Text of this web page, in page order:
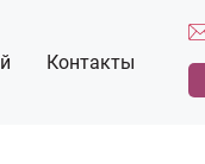
Контакты